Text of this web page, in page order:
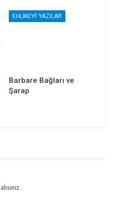
EHLIKEYF YAZILAR
Barbare Bağları ve
Şarap
.